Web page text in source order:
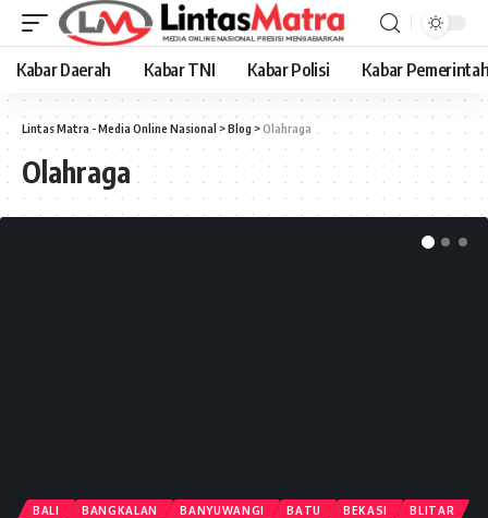
Kabar Daerah Kabar TNI Kabar Polisi Kabar
Lintas Matra - Media Online Nasional >Blog >Olahraga
Olahraga
BALI BANGKALAN BANYUWANGI BATU BEKASI
BLITAR